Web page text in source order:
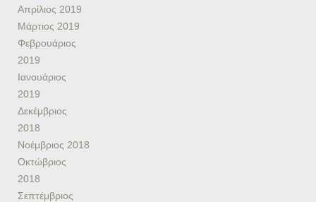
Απρίλιος 2019
Μάρτιος 2019
Φεβρουάριος
2019
Ιανουάριος
2019
Δεκέμβριος
2018
Νοέμβριος 2018
Οκτώβριος
2018
Σεπτέμβριος